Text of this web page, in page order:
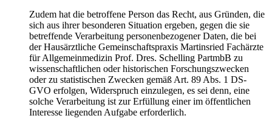
Zudem hat die betroffene Person das Recht, aus Gründen, die
sich aus ihrer besonderen Situation ergeben, gegen die sie
betreffende Verarbeitung personenbezogener Daten, die bei
der Hausärztliche Gemeinschaftspraxis Martinsried Fachärzte
für Allgemeinmedizin Prof. Dres. Schelling PartmbB zu
wissenschaftlichen oder historischen Forschungszwecken
oder zu statistischen Zwecken gemäß Art. 89 Abs. 1 DS-
GVO erfolgen, Widerspruch einzulegen, es sei denn, eine
solche Verarbeitung ist zur Erfüllung einer im öffentlichen
Interesse liegenden Aufgabe erforderlich.